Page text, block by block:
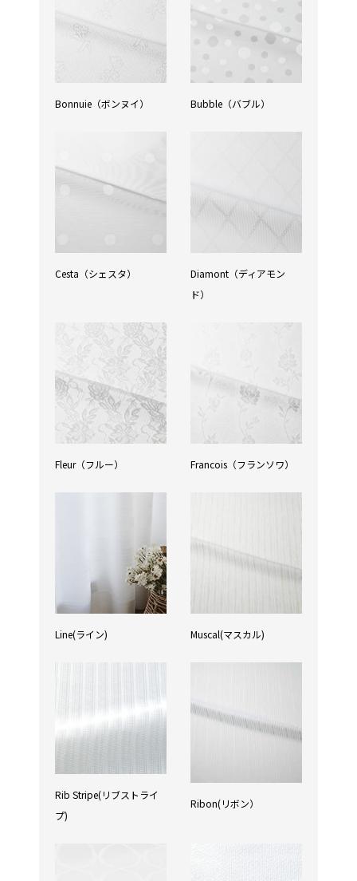
Bonnuie（ボンヌイ） Bubble（バブル）
Cesta（シェスタ）
Diamont（ディアモン
ド）
Fleur（フルー） Francois（フランソワ）
Line(ライン) Muscal(マスカル)
Rib Stripe(リブストライ
プ)
Ribon(リボン）